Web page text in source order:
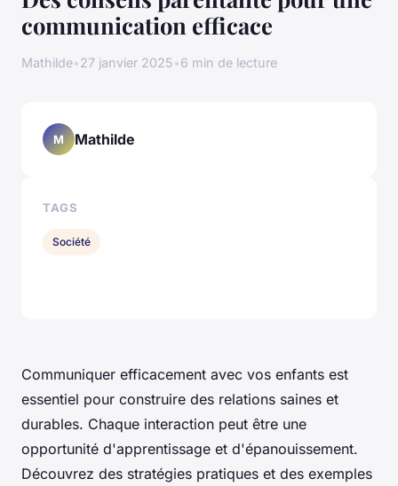
communication efficace
Mathilde•27 janvier 2025•6 min de lecture
Communiquer efficacement avec vos enfants est
essentiel pour construire des relations saines et
durables. Chaque interaction peut être une
opportunité d'apprentissage et d'épanouissement.
Découvrez des stratégies pratiques et des exemples
M Mathilde
TAGS
Société